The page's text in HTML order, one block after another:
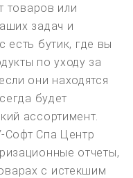
товаров или
задач и
есть бутик, где вы
по уходу за
они находятся
будет
ассортимент.
Софт Спа Центр
отчеты,
с истекшим